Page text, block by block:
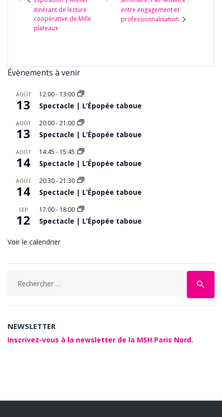
itinérant de lecture
coopérative de Mille
plateaux
entre engagement et
professionnalisation
Évènements à venir
AOÛT
13
12:00- 13:00
Spectacle | L’Épopée taboue
AOÛT
13
20:00-21:00
Spectacle | L’Épopée taboue
AOÛT
14
14:45 - 15:45
Spectacle | L’Épopée taboue
AOÛT
14
20:30-21:30
Spectacle | L’Épopée taboue
SEP
12
17:00- 18:00
Spectacle | L’Épopée taboue
Voir le calendrier
search
NEWSLETTER
Inscrivez-vous à la newsletter de la MSH Paris Nord.